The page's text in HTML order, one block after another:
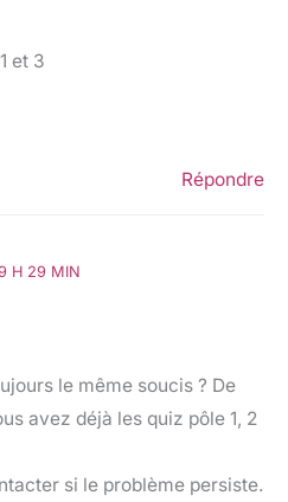
et 3
Répondre
H 29 MIN
le même soucis ? De
avez déjà les quiz pôle 1, 2
si le problème persiste.